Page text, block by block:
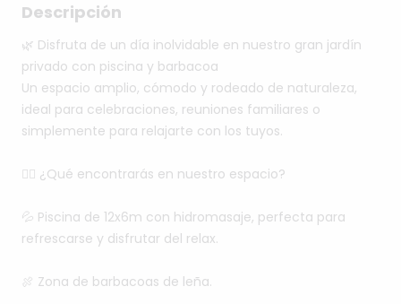
Descripción
🌿 Disfruta de un día inolvidable en nuestro gran jardín
privado con piscina y barbacoa
Un espacio amplio, cómodo y rodeado de naturaleza,
ideal para celebraciones, reuniones familiares o
simplemente para relajarte con los tuyos.
🏊‍♂️ ¿Qué encontrarás en nuestro espacio?
💦 Piscina de 12x6m con hidromasaje, perfecta para
refrescarse y disfrutar del relax.
🍖 Zona de barbacoas de leña.